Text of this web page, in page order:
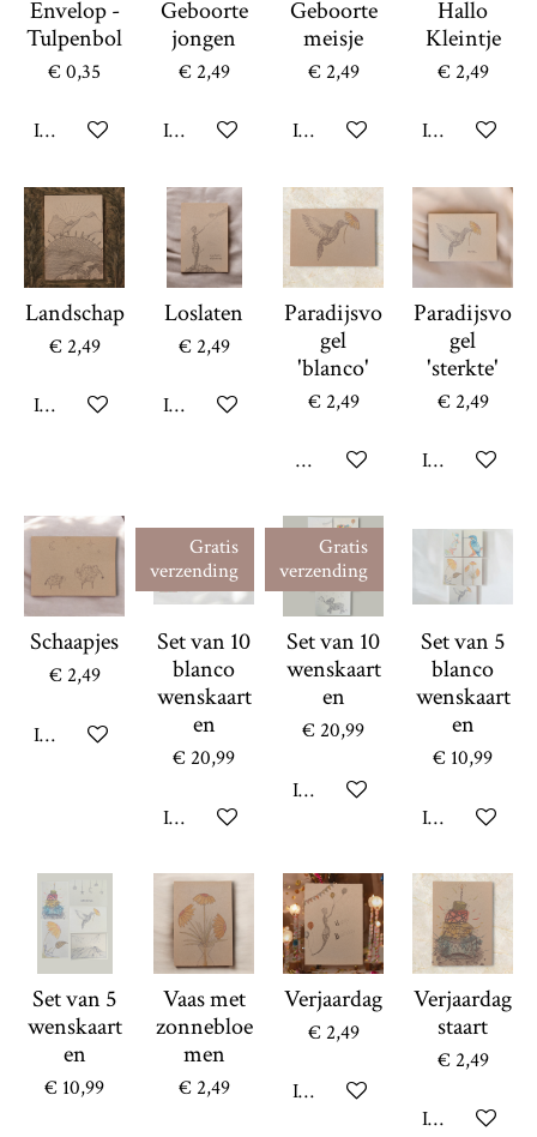
Envelop -
Tulpenbol
€ 0,35
In winkelwagen
Geboorte
jongen
€ 2,49
In winkelwagen
Geboorte
meisje
€ 2,49
In winkelwagen
Hallo
Kleintje
€ 2,49
In
Landschap
€ 2,49
In winkelwagen
Loslaten
€ 2,49
In winkelwagen
Paradijsvo
gel
'blanco'
€ 2,49
Bekijk details
Paradijsvo
gel
'sterkte'
€ 2,49
In
Schaapjes
€ 2,49
In winkelwagen
Gratis
verzending
Set van 10
blanco
wenskaart
en
€ 20,99
In winkelwagen
Gratis
verzending
Set van 10
wenskaart
en
€ 20,99
In winkelwagen
Set van 5
blanco
wenskaart
en
€ 10,99
In
Set van 5
wenskaart
en
€ 10,99
Vaas met
zonnebloe
men
€ 2,49
Verjaardag
€ 2,49
In winkelwagen
Verjaardag
staart
€ 2,49
In